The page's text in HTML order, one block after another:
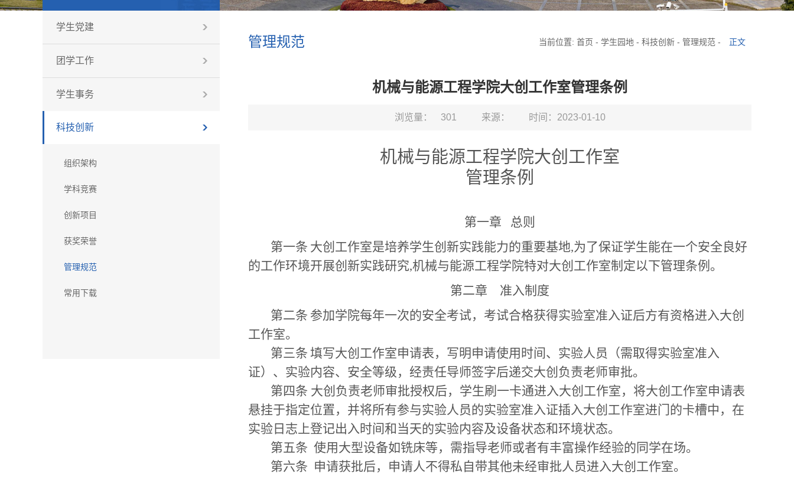
学生党建
团学工作
学生事务
科技创新
组织架构
学科竞赛
创新项目
获奖荣誉
管理规范
常用下载
管理规范 当前位置: 首页 - 学生园地 - 科技创新 - 管理规范 - 正文
机械与能源工程学院大创工作室管理条例
浏览量： 301 来源： 时间：2023-01-10
机械与能源工程学院大创工作室
管理条例
第一章
总则
第一条 大创工作室是培养学生创新实践能力的重要基地,为了保证学生能在一个安全良好
的工作环境开展创新实践研究,机械与能源工程学院特对大创工作室制定以下管理条例 。
第二章 准入制度
第二条 参加学院每年一次的安全考试，考试合格获得实验室准入证后方有资格进入大创
工作室。
第三条 填写大创工作室申请表，写明申请使用时间、实验人员（需取得实验室准入
证）、实验内容、安全等级，经责任导师签字后递交大创负责老师审批。
第四条 大创负责老师审批授权后，学生刷一卡通进入大创工作室，将大创工作室申请表
悬挂于指定位置，并将所有参与实验人员的实验室准入证插入大创工作室进门的卡槽中，在
实验日志上登记出入时间和当天的实验内容及设备状态和环境状态。
第五条 使用大型设备如铣床等，需指导老师或者有丰富操作经验的同学在场。
第六条 申请获批后，申请人不得私自带其他未经审批人员进入大创工作室。